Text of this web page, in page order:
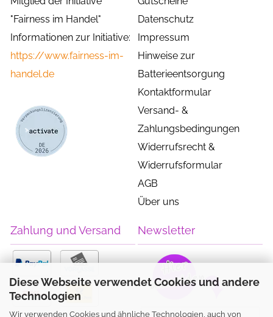
Diese Webseite verwendet Cookies und andere
Technologien
Wir verwenden Cookies und ähnliche Technologien, auch von
"Fairness im Handel"
Informationen zur Initiative:
https://www.fairness-im-
handel.de
Datenschutz
Impressum
Hinweise zur
Batterieentsorgung
Kontaktformular
Versand- &
Zahlungsbedingungen
Widerrufsrecht &
Widerrufsformular
AGB
Über uns
Zahlung und Versand Newsletter